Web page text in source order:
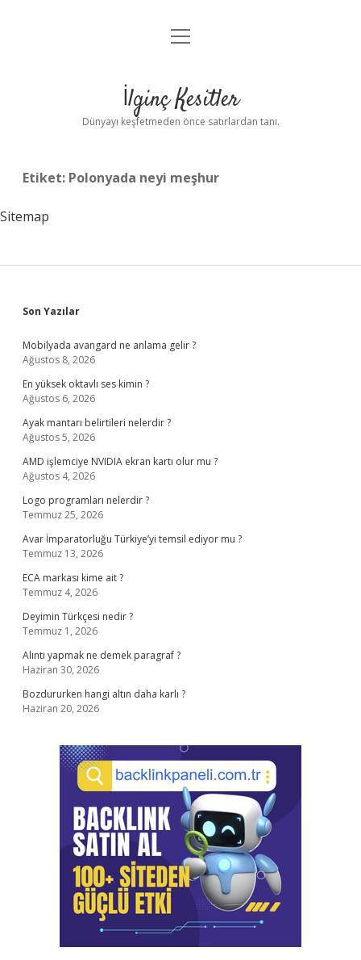
Anasayfa
Yasal Uyarı
menüyü
İlginç Kesitler
Dünyayı keşfetmeden önce satırlardan tanı.
Etiket: Polonyada neyi meşhur
Sitemap
Sidebar
Son Yazılar
Mobilyada avangard ne anlama gelir ?
Ağustos 8, 2026
En yüksek oktavlı ses kimin ?
Ağustos 6, 2026
Ayak mantarı belirtileri nelerdir ?
Ağustos 5, 2026
AMD işlemciye NVIDIA ekran kartı olur mu ?
Ağustos 4, 2026
Logo programları nelerdir ?
Temmuz 25, 2026
Avar İmparatorluğu Türkiye’yi temsil ediyor mu ?
Temmuz 13, 2026
ECA markası kime ait ?
Temmuz 4, 2026
Deyimin Türkçesi nedir ?
Temmuz 1, 2026
Alıntı yapmak ne demek paragraf ?
Haziran 30, 2026
Bozdururken hangi altın daha karlı ?
Haziran 20, 2026